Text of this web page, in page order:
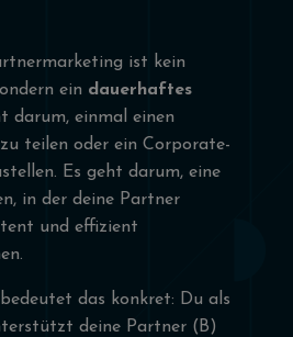
ist kein
ein dauerhaftes
darum, einmal einen
teilen oder ein Corporate-
Es geht darum, eine
in der deine Partner
und effizient
bedeutet das konkret: Du als
deine Partner (B)